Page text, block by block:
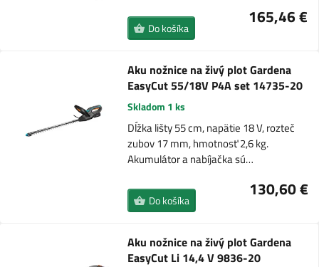
165,46 €
Do košíka
Aku nožnice na živý plot Gardena
EasyCut 55/18V P4A set 14735-20
Skladom 1 ks
Dĺžka lišty 55 cm, napätie 18 V, rozteč
zubov 17 mm, hmotnosť 2,6 kg.
Akumulátor a nabíjačka sú…
130,60 €
Do košíka
Aku nožnice na živý plot Gardena
EasyCut Li 14,4 V 9836-20